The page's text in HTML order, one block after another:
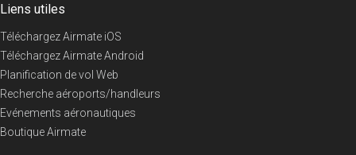
Liens utiles
Téléchargez Airmate iOS
Téléchargez Airmate Android
Planification de vol Web
Recherche aéroports/handleurs
Evénements aéronautiques
Boutique Airmate